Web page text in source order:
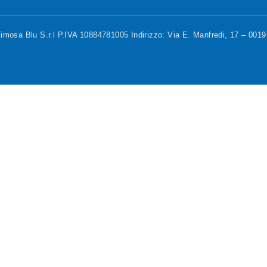
Blu S.r.l P.IVA 10884781005 Indirizzo: Via E. Manfredi, 17 –